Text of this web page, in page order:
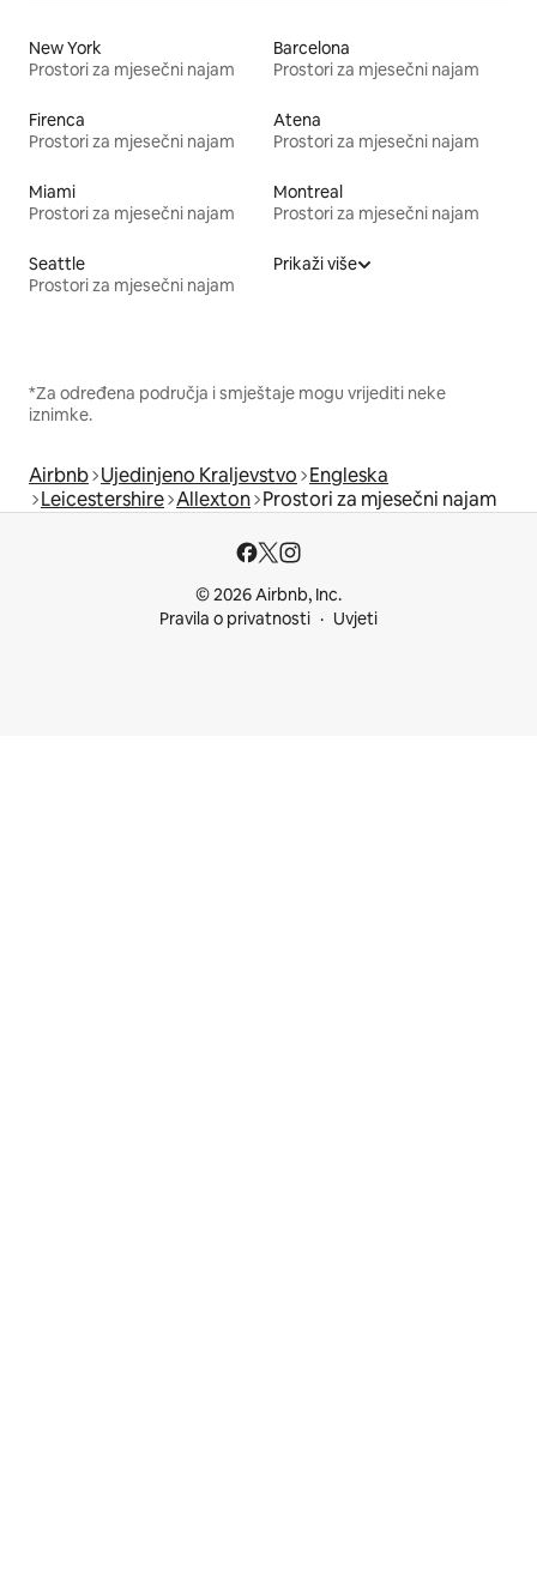
New York
Prostori za mjesečni najam
Barcelona
Prostori za mjesečni najam
Firenca
Prostori za mjesečni najam
Atena
Prostori za mjesečni najam
Miami
Prostori za mjesečni najam
Montreal
Prostori za mjesečni najam
Seattle
Prostori za mjesečni najam
Prikaži više
*Za određena područja i smještaje mogu vrijediti neke
iznimke.
Airbnb Ujedinjeno Kraljevstvo Engleska
Leicestershire Allexton Prostori za mjesečni najam
© 2026 Airbnb, Inc.
Pravila o privatnosti
Uvjeti